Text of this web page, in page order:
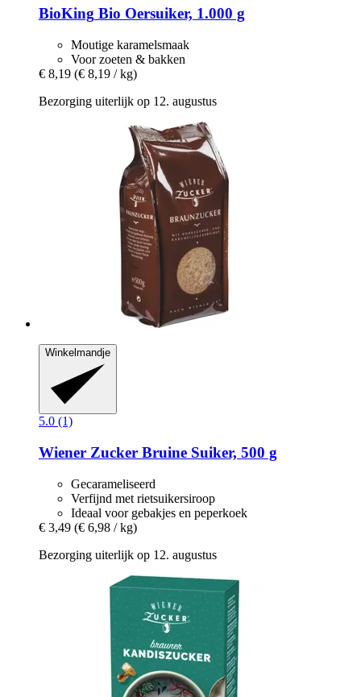
BioKing Bio Oersuiker, 1.000 g
Moutige karamelsmaak
Voor zoeten & bakken
€ 8,19 (€ 8,19 / kg)
Bezorging uiterlijk op 12. augustus
Winkelmandje
5.0 (1)
Wiener Zucker Bruine Suiker, 500 g
Gecarameliseerd
Verfijnd met rietsuikersiroop
Ideaal voor gebakjes en peperkoek
€ 3,49 (€ 6,98 / kg)
Bezorging uiterlijk op 12. augustus